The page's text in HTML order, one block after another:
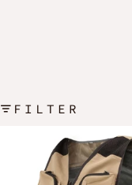
FILTER